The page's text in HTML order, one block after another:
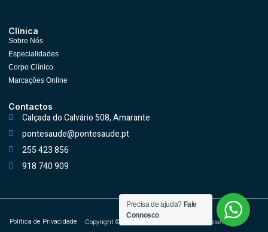
Clínica
Sobre Nós
Especialidades
Corpo Clínico
Marcações Online
Contactos
Calçada do Calvário 508, Amarante
pontesaude@pontesaude.pt
255 423 856
918 740 909
Política de Privacidade Copyright © 2026 Ponte Saúde, All rights reserved.
Precisa de ajuda? Fale
Connosco